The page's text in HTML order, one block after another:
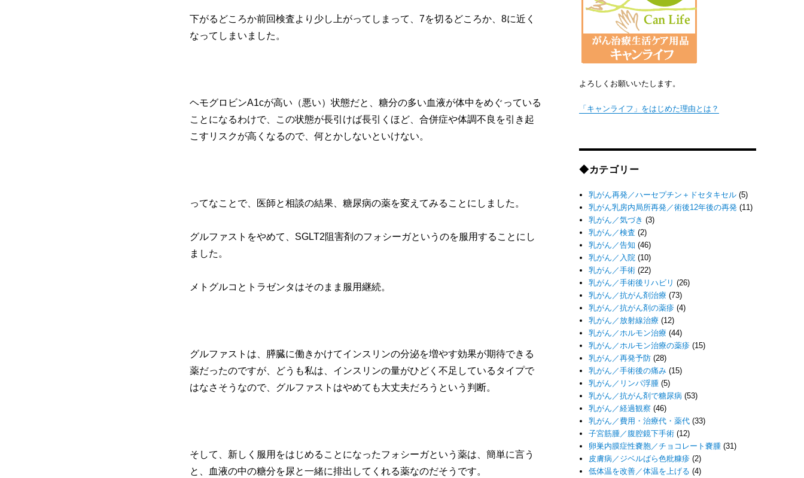
下がるどころか前回検査より少し上がってしまって、7を切るどころか、8に近く
なってしまいました。
ヘモグロビンA1cが高い（悪い）状態だと、糖分の多い血液が体中をめぐっている
ことになるわけで、この状態が長引けば長引くほど、合併症や体調不良を引き起
こすリスクが高くなるので、何とかしないといけない。
ってなことで、医師と相談の結果、糖尿病の薬を変えてみることにしました。
グルファストをやめて、SGLT2阻害剤のフォシーガというのを服用することにし
ました。
メトグルコとトラゼンタはそのまま服用継続。
グルファストは、膵臓に働きかけてインスリンの分泌を増やす効果が期待できる
薬だったのですが、どうも私は、インスリンの量がひどく不足しているタイプで
はなさそうなので、グルファストはやめても大丈夫だろうという判断。
そして、新しく服用をはじめることになったフォシーガという薬は、簡単に言う
と、血液の中の糖分を尿と一緒に排出してくれる薬なのだそうです。
よろしくお願いいたします。
「キャンライフ」をはじめた理由とは？
◆カテゴリー
乳がん再発／ハーセプチン＋ドセタキセル (5)
乳がん乳房内局所再発／術後12年後の再発 (11)
乳がん／気づき (3)
乳がん／検査 (2)
乳がん／告知 (46)
乳がん／入院 (10)
乳がん／手術 (22)
乳がん／手術後リハビリ (26)
乳がん／抗がん剤治療 (73)
乳がん／抗がん剤の薬疹 (4)
乳がん／放射線治療 (12)
乳がん／ホルモン治療 (44)
乳がん／ホルモン治療の薬疹 (15)
乳がん／再発予防 (28)
乳がん／手術後の痛み (15)
乳がん／リンパ浮腫 (5)
乳がん／抗がん剤で糖尿病 (53)
乳がん／経過観察 (46)
乳がん／費用・治療代・薬代 (33)
子宮筋腫／腹腔鏡下手術 (12)
卵巣内膜症性嚢胞／チョコレート嚢腫 (31)
皮膚病／ジベルばら色粃糠疹 (2)
低体温を改善／体温を上げる (4)